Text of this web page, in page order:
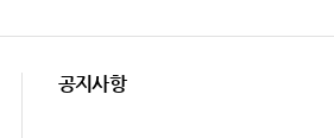
공지사항